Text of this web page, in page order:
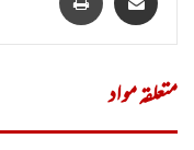
متعلقہ مواد